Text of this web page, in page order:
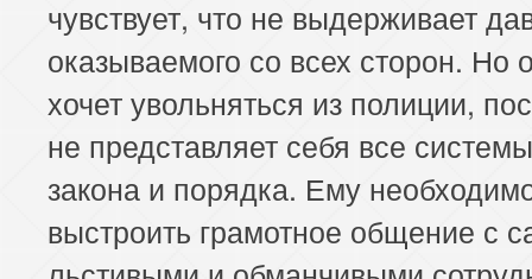
чувствует, что не выдерживает
оказываемого со всех сторон. Но
хочет увольняться из полиции,
не представляет себя все
закона и порядка. Ему
выстроить грамотное общение с